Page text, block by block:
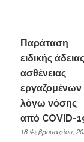
Παράταση
ειδικής άδειας
ασθένειας
εργαζομένων
λόγω νόσης
από COVID-
18 Φεβρουαρίου,